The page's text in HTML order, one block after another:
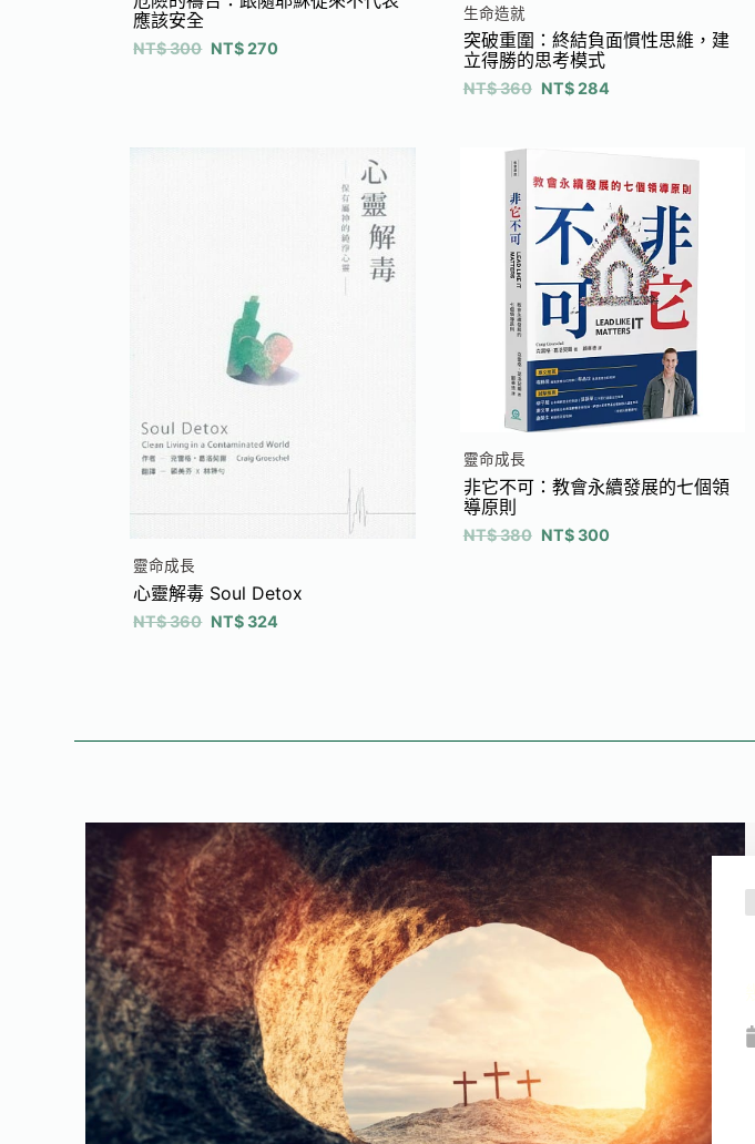
應該安全
NT$300 NT$270
生命造就
突破重圍：終結負面慣性思維，建
立得勝的思考模式
NT$360 NT$284
靈命成長
心靈解毒 Soul Detox
NT$360 NT$324
靈命成長
非它不可：教會永續發展的七個領
導原則
NT$380 NT$300